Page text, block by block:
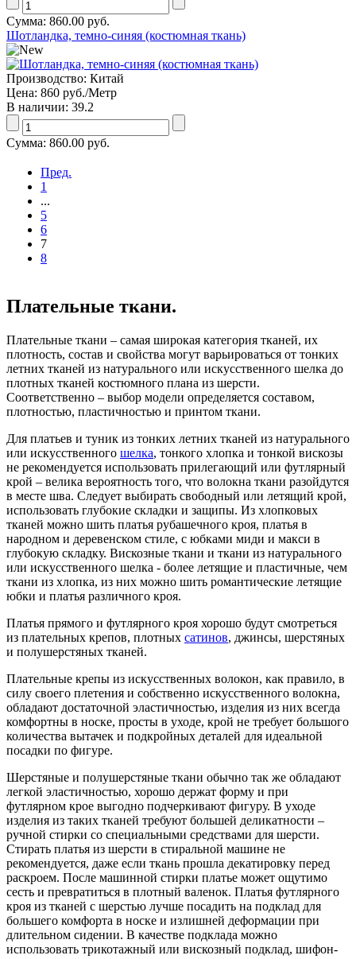
Сумма: 860.00 руб.
Шотландка, темно-синяя (костюмная ткань)
Производство: Китай
Цена: 860 руб./Метр
В наличии: 39.2
Сумма: 860.00 руб.
Пред.
1
...
5
6
7
8
Плательные ткани.
Плательные ткани – самая широкая категория тканей, их
плотность, состав и свойства могут варьироваться от тонких
летних тканей из натурального или искусственного шелка до
плотных тканей костюмного плана из шерсти.
Соответственно – выбор модели определяется составом,
плотностью, пластичностью и принтом ткани.
Для платьев и туник из тонких летних тканей из натурального
или искусственного шелка, тонкого хлопка и тонкой вискозы
не рекомендуется использовать прилегающий или футлярный
крой – велика вероятность того, что волокна ткани разойдутся
в месте шва. Следует выбирать свободный или летящий крой,
использовать глубокие складки и защипы. Из хлопковых
тканей можно шить платья рубашечного кроя, платья в
народном и деревенском стиле, с юбками миди и макси в
глубокую складку. Вискозные ткани и ткани из натурального
или искусственного шелка - более летящие и пластичные, чем
ткани из хлопка, из них можно шить романтические летящие
юбки и платья различного кроя.
Платья прямого и футлярного кроя хорошо будут смотреться
из плательных крепов, плотных сатинов, джинсы, шерстяных
и полушерстяных тканей.
Плательные крепы из искусственных волокон, как правило, в
силу своего плетения и собственно искусственного волокна,
обладают достаточной эластичностью, изделия из них всегда
комфортны в носке, просты в уходе, крой не требует большого
количества вытачек и подкройных деталей для идеальной
посадки по фигуре.
Шерстяные и полушерстяные ткани обычно так же обладают
легкой эластичностью, хорошо держат форму и при
футлярном крое выгодно подчеркивают фигуру. В уходе
изделия из таких тканей требуют большей деликатности –
ручной стирки со специальными средствами для шерсти.
Стирать платья из шерсти в стиральной машине не
рекомендуется, даже если ткань прошла декатировку перед
раскроем. После машинной стирки платье может ощутимо
сесть и превратиться в плотный валенок. Платья футлярного
кроя из тканей с шерстью лучше посадить на подклад для
большего комфорта в носке и излишней деформации при
длительном сидении. В качестве подклада можно
использовать трикотажный или вискозный подклад, шифон-